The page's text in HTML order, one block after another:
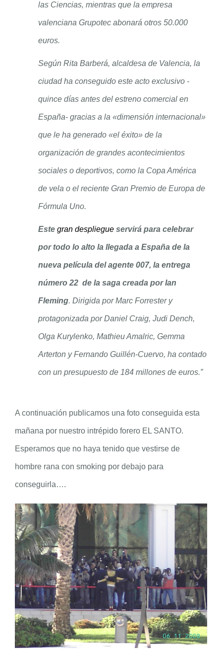
las Ciencias, mientras que la empresa
valenciana Grupotec abonará otros 50.000
euros.
Según Rita Barberá, alcaldesa de Valencia, la
ciudad ha conseguido este acto exclusivo -
quince días antes del estreno comercial en
España- gracias a la «dimensión internacional»
que le ha generado «el éxito» de la
organización de grandes acontecimientos
sociales o deportivos, como la Copa América
de vela o el reciente Gran Premio de Europa de
Fórmula Uno.
Estegran despliegue servirá para celebrar
por todo lo alto la llegada a España de la
nueva película del agente 007, la entrega
número 22 de la saga creada por Ian
Fleming. Dirigida por Marc Forrester y
protagonizada por Daniel Craig, Judi Dench,
Olga Kurylenko, Mathieu Amalric,Gemma
Arterton y Fernando Guillén-Cuervo, ha contado
con un presupuesto de 184 millones de euros.”
A continuación publicamos una foto conseguida esta
mañana por nuestro intrépido forero EL SANTO.
Esperamos que no haya tenido que vestirse de
hombre rana con smoking por debajo para
conseguirla….